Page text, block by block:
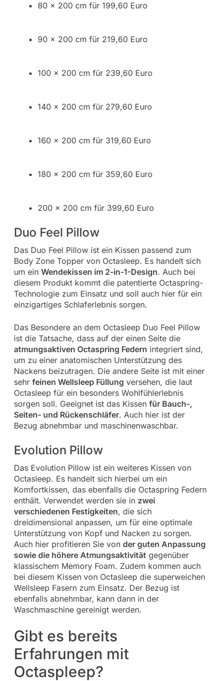
80 x 200 cm für 199,60 Euro
90 x 200 cm für 219,60 Euro
100 x 200 cm für 239,60 Euro
140 x 200 cm für 279,60 Euro
160 x 200 cm für 319,60 Euro
180 x 200 cm für 359,60 Euro
200 x 200 cm für 399,60 Euro
Duo Feel Pillow
Das Duo Feel Pillow ist ein Kissen passend zum
Body Zone Topper von Octasleep. Es handelt sich
um ein Wendekissen im 2-in-1-Design. Auch bei
diesem Produkt kommt die patentierte Octaspring-
Technologie zum Einsatz und soll auch hier für ein
einzigartiges Schlaferlebnis sorgen.
Das Besondere an dem Octasleep Duo Feel Pillow
ist die Tatsache, dass auf der einen Seite die
atmungsaktiven Octaspring Federn integriert sind,
um zu einer anatomischen Unterstützung des
Nackens beizutragen. Die andere Seite ist mit einer
sehr feinen Wellsleep Füllung versehen, die laut
Octasleep für ein besonders Wohlfühlerlebnis
sorgen soll. Geeignet ist das Kissen für Bauch-,
Seiten- und Rückenschläfer. Auch hier ist der
Bezug abnehmbar und maschinenwaschbar.
Evolution Pillow
Das Evolution Pillow ist ein weiteres Kissen von
Octasleep. Es handelt sich hierbei um ein
Komfortkissen, das ebenfalls die Octaspring Federn
enthält. Verwendet werden sie in zwei
verschiedenen Festigkeiten, die sich
dreidimensional anpassen, um für eine optimale
Unterstützung von Kopf und Nacken zu sorgen.
Auch hier profitieren Sie von der guten Anpassung
sowie die höhere Atmungsaktivität gegenüber
klassischem Memory Foam. Zudem kommen auch
bei diesem Kissen von Octasleep die superweichen
Wellsleep Fasern zum Einsatz. Der Bezug ist
ebenfalls abnehmbar, kann dann in der
Waschmaschine gereinigt werden.
Gibt es bereits
Erfahrungen mit
Octaspleep?